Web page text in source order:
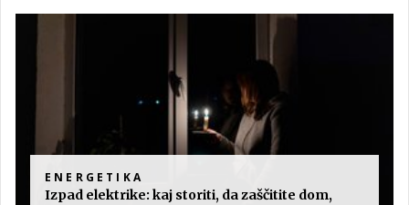
ENERGETIKA
Izpad elektrike: kaj storiti, da zaščitite dom,